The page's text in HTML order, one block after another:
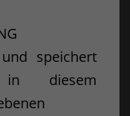
speichert
diesem